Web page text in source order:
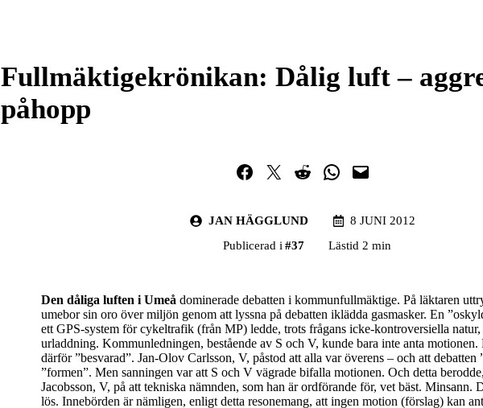
Fullmäktigekrönikan: Dålig luft –
påhopp
Dela på Facebook
Dela på TwitterDela på RedditDela i WhatsApp
Maila en länk
JAN HÄGGLUND
8 JUNI 2012
Publicerad i #37 Lästid 2 min
Den dåliga luften i Umeå dominerade debatten i kommunfullmäktige. På läktaren
umebor sin oro över miljön genom att lyssna på debatten iklädda gasmasker. En
ett GPS-system för cykeltrafik (från MP) ledde, trots frågans icke-kontroversiella
urladdning. Kommunledningen, bestående av S och V, kunde bara inte anta motionen.
därför ”besvarad”. Jan-Olov Carlsson, V, påstod att alla var överens – och att debatten
”formen”. Men sanningen var att S och V vägrade bifalla motionen. Och detta
Jacobsson, V, på att tekniska nämnden, som han är ordförande för, vet bäst. Minsann.
lös. Innebörden är nämligen, enligt detta resonemang, att ingen motion (förslag) kan